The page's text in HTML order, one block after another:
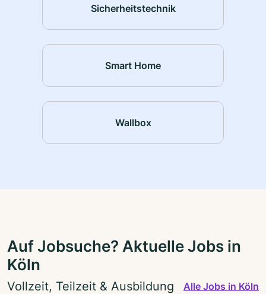
Sicherheitstechnik
Smart Home
Wallbox
Auf Jobsuche? Aktuelle Jobs in
Köln
Vollzeit, Teilzeit & Ausbildung Alle Jobs in Köln